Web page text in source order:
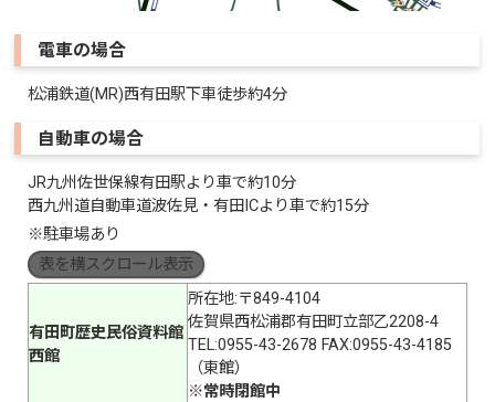
電車の場合
松浦鉄道(MR)西有田駅下車徒歩約4分
自動車の場合
JR九州佐世保線有田駅より車で約10分
西九州道自動車道波佐見・有田ICより車で約15分
※駐車場あり
表を横スクロール表示
有田町歴史民俗資料館
西館
所在地:〒849-4104
佐賀県西松浦郡有田町立部乙2208-4
TEL:0955-43-2678 FAX:0955-43-4185
（東館）
※常時閉館中